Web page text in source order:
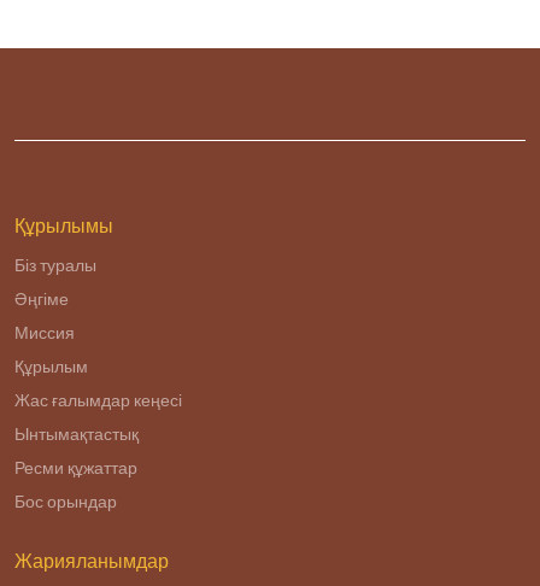
Құрылымы
Біз туралы
Әңгіме
Миссия
Құрылым
Жас ғалымдар кеңесі
Ынтымақтастық
Ресми құжаттар
Бос орындар
Жарияланымдар